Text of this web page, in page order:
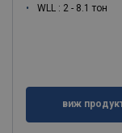
WLL : 2 - 8.1 тон
виж